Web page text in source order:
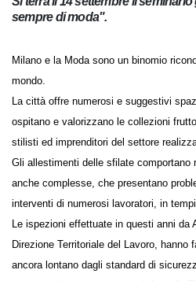
Si terrà il 14 settembre il
sempre di moda".
Milano e la Moda sono un binomio
mondo.
La città offre numerosi e suggestivi
ospitano e valorizzano le collezioni
stilisti ed imprenditori del settore
Gli allestimenti delle sfilate comportano
anche complesse, che presentano
interventi di numerosi lavoratori, in
Le ispezioni effettuate in questi anni da
Direzione Territoriale del Lavoro,
ancora lontano dagli standard di